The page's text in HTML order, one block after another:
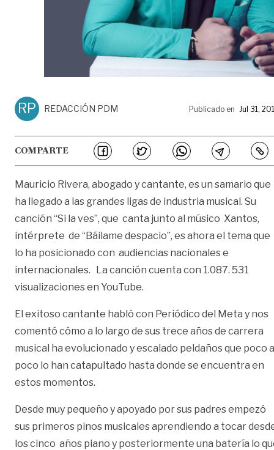
RP REDACCIÓN PDM Publicado en Jul 31,
COMPARTE
Mauricio Rivera, abogado y cantante, es un samario que
ha llegado a las grandes ligas de industria musical. Su
canción “Si la ves”, que canta junto al músico Xantos,
intérprete de “Báilame despacio”, es ahora el tema que
lo ha posicionado con audiencias nacionales e
internacionales. La canción cuenta con 1.087. 531
visualizaciones en YouTube.
El exitoso cantante habló con Periódico del Meta y nos
comentó cómo a lo largo de sus trece años de carrera
musical ha evolucionado y escalado peldaños que poco a
poco lo han catapultado hasta donde se encuentra en
estos momentos.
Desde muy pequeño y apoyado por sus padres empezó
sus primeros pinos musicales aprendiendo a tocar
los cinco años piano y posteriormente una batería lo